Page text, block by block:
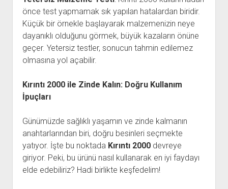
önce test yapmamak sık yapılan hatalardan biridir.
Küçük bir örnekle başlayarak malzemenizin neye
dayanıklı olduğunu görmek, büyük kazaların önüne
geçer. Yetersiz testler, sonucun tahmin edilemez
olmasına yol açabilir.
Kırıntı 2000 ile Zinde Kalın: Doğru Kullanım
İpuçları
Günümüzde sağlıklı yaşamın ve zinde kalmanın
anahtarlarından biri, doğru besinleri seçmekte
yatıyor. İşte bu noktada Kırıntı 2000devreye
giriyor. Peki, bu ürünü nasıl kullanarak en iyi faydayı
elde edebiliriz? Hadi birlikte keşfedelim!